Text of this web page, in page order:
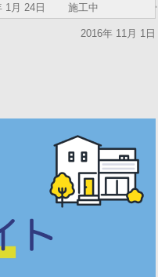
1月 24日 施工中
2016年 11月 1日